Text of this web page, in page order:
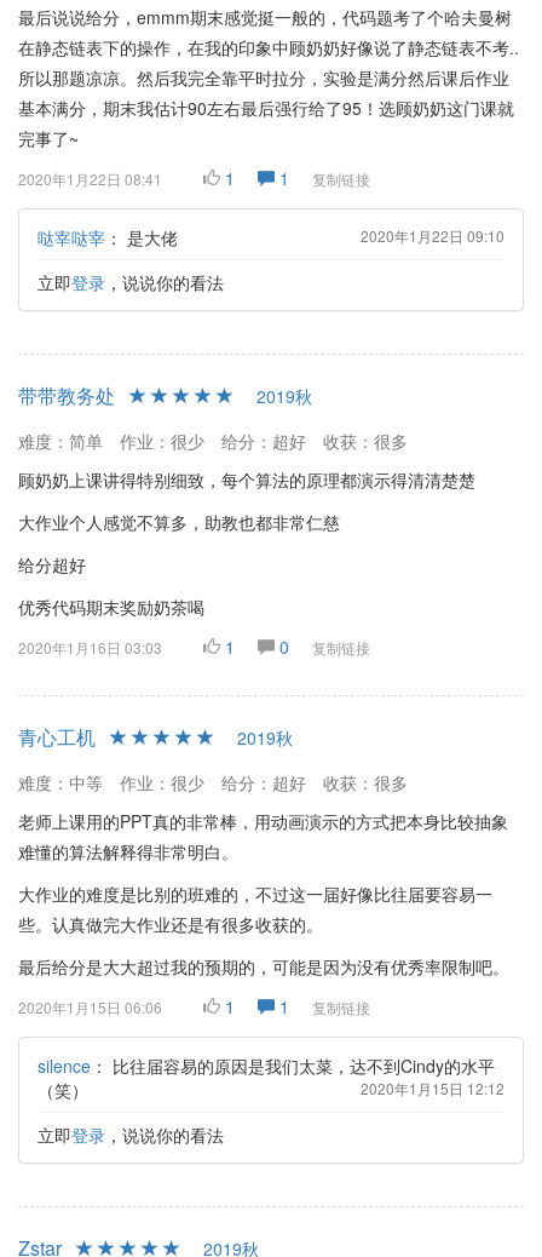
最后说说给分，emmm期末感觉挺一般的，代码题考了个哈夫曼树
在静态链表下的操作，在我的印象中顾奶奶好像说了静态链表不考..
所以那题凉凉。然后我完全靠平时拉分，实验是满分然后课后作业
基本满分，期末我估计90左右最后强行给了95！选顾奶奶这门课就
完事了~
2020年1月22日 08:41 1 1 复制链接
哒宰哒宰 ： 是大佬 2020年1月22日 09:10
立即登录 ，说说你的看法
带带教务处
2019秋
难度：简单
作业：很少 给分：超好
收获：很多
顾奶奶上课讲得特别细致，每个算法的原理都演示得清清楚楚
大作业个人感觉不算多，助教也都非常仁慈
给分超好
优秀代码期末奖励奶茶喝
2020年1月16日 03:03 1 0 复制链接
青心工机
2019秋
难度：中等
作业：很少 给分：超好
收获：很多
老师上课用的PPT真的非常棒，用动画演示的方式把本身比较抽象
难懂的算法解释得非常明白。
大作业的难度是比别的班难的，不过这一届好像比往届要容易一
些。认真做完大作业还是有很多收获的。
最后给分是大大超过我的预期的，可能是因为没有优秀率限制吧。
2020年1月15日 06:06 1 1 复制链接
silence ： 比往届容易的原因是我们太菜，达不到Cindy的水平
（笑）
2020年1月15日 12:12
立即登录 ，说说你的看法
Zstar
2019秋